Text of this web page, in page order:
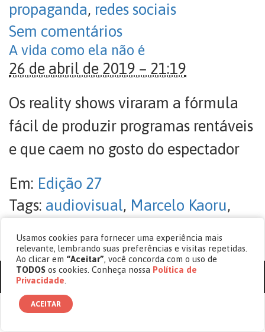
propaganda, redes sociais
Sem comentários
A vida como ela não é
26 de abril de 2019 – 21:19
Os reality shows viraram a fórmula
fácil de produzir programas rentáveis
e que caem no gosto do espectador
Em: Edição 27
Tags: audiovisual, Marcelo Kaoru,
Sem comentários
© copyright 2017 - 2026 Revista Cásper.
Usamos cookies para fornecer uma experiência mais
relevante, lembrando suas preferências e visitas repetidas.
Ao clicar em “Aceitar”, você concorda com o uso de
TODOS os cookies. Conheça nossa Política de
Privacidade
ACEITAR